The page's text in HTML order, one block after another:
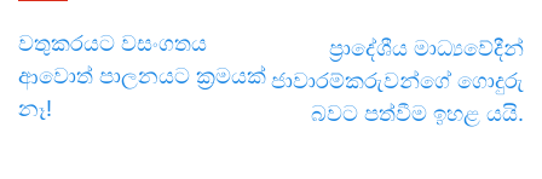
වතුකරයට වසංගතය
ආවොත් පාලනයට ක්‍රමයක්
නෑ!
ප්‍රාදේශීය මාධ්‍යවේදීන්
ජාවාරම්කරුවන්ගේ ගොදුරු
බවට පත්වීම ඉහළ යයි.